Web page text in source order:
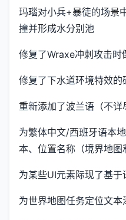
玛瑙对小兵+暴徒的场景
撞并形成水分别池
修复了Wraxe冲刺攻击时
修复了下水道环境特效的
重新添加了波兰语（不
为繁体中文/西班牙语本
本、位置名称（境界地
为某些UI元素际现了基
为世界地图任务定位文